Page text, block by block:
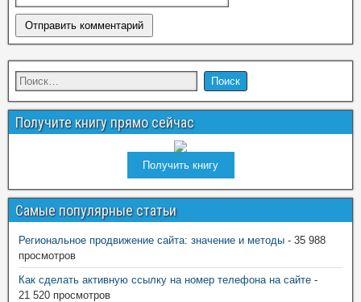
Получите книгу прямо сейчас
Получить книгу
Самые популярные статьи
Региональное продвижение сайта: значение и методы - 35 988
просмотров
Как сделать активную ссылку на номер телефона на сайте -
21 520 просмотров